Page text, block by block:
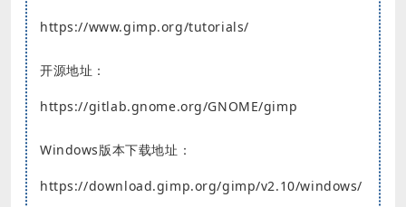
https://www.gimp.org/tutorials/
开源地址：
https://gitlab.gnome.org/GNOME/gimp
Windows版本下载地址：
https://download.gimp.org/gimp/v2.10/windows/